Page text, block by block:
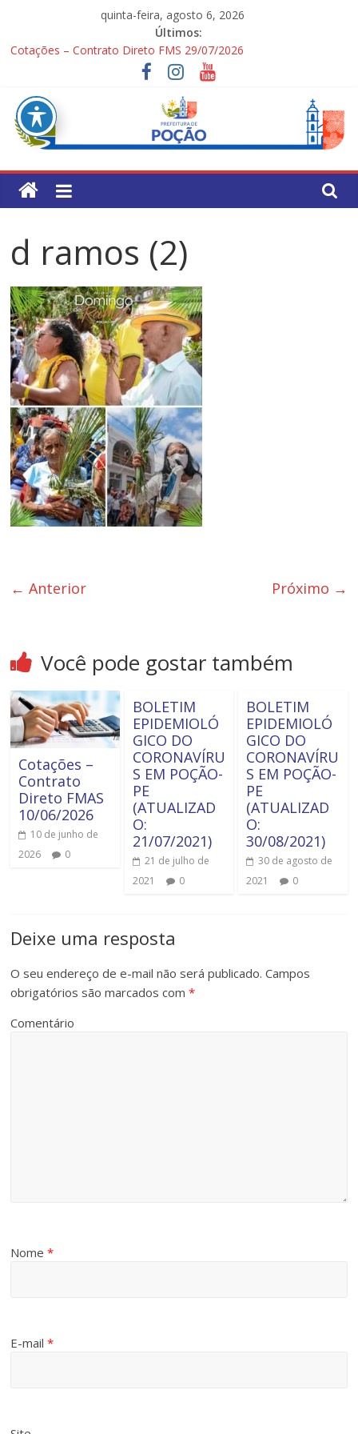
quinta-feira, agosto 6, 2026
Últimos:
Cotações – Contrato Direto FMS 29/07/2026
PONTOS TURÍSTICOS DE POÇÃO
Processo Seletivo Simplificado para Gestores Escolares da Rede
Municipal
1ª Festa dos Pais
Processo Seletivo Simplificado Secretaria de Saúde
Pref.
Mun.
de
Poção
d ramos (2)
← Anterior Próximo →
Você pode gostar também
Cotações –
Contrato
Direto FMAS
10/06/2026
10 de junho de
2026
0
BOLETIM
EPIDEMIOLÓ
GICO DO
CORONAVÍRU
S EM POÇÃO-
PE
(ATUALIZAD
O:
21/07/2021)
21 de julho de
2021
0
BOLETIM
EPIDEMIOLÓ
GICO DO
CORONAVÍRU
S EM POÇÃO-
PE
(ATUALIZAD
O:
30/08/2021)
30 de agosto de
2021
0
Deixe uma resposta
O seu endereço de e-mail não será publicado. Campos
obrigatórios são marcados com*
Comentário
Nome*
E-mail*